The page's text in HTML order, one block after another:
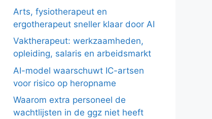
Arts, fysiotherapeut en
ergotherapeut sneller klaar door AI
Vaktherapeut: werkzaamheden,
opleiding, salaris en arbeidsmarkt
AI-model waarschuwt IC-artsen
voor risico op heropname
Waarom extra personeel de
wachtlijsten in de ggz niet heeft